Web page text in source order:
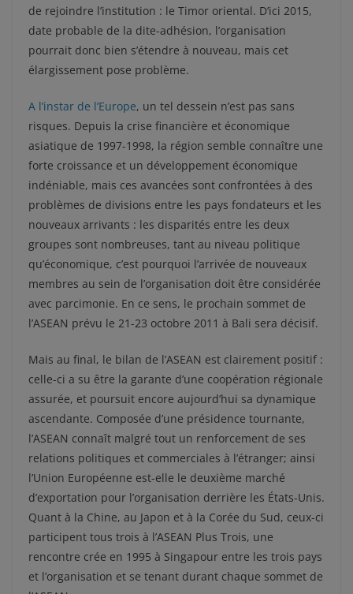
de rejoindre l’institution : le Timor oriental. D’ici 2015,
date probable de la dite-adhésion, l’organisation
pourrait donc bien s’étendre à nouveau, mais cet
élargissement pose problème.
A l’instar de l’Europe, un tel dessein n’est pas sans
risques. Depuis la crise financière et économique
asiatique de 1997-1998, la région semble connaître une
forte croissance et un développement économique
indéniable, mais ces avancées sont confrontées à des
problèmes de divisions entre les pays fondateurs et les
nouveaux arrivants : les disparités entre les deux
groupes sont nombreuses, tant au niveau politique
qu’économique, c’est pourquoi l’arrivée de nouveaux
membres au sein de l’organisation doit être considérée
avec parcimonie. En ce sens, le prochain sommet de
l’ASEAN prévu le 21-23 octobre 2011 à Bali sera décisif.
Mais au final, le bilan de l’ASEAN est clairement positif :
celle-ci a su être la garante d’une coopération régionale
assurée, et poursuit encore aujourd’hui sa dynamique
ascendante. Composée d’une présidence tournante,
l’ASEAN connaît malgré tout un renforcement de ses
relations politiques et commerciales à l’étranger; ainsi
l’Union Européenne est-elle le deuxième marché
d’exportation pour l’organisation derrière les États-Unis.
Quant à la Chine, au Japon et à la Corée du Sud, ceux-ci
participent tous trois à l’ASEAN Plus Trois, une
rencontre crée en 1995 à Singapour entre les trois pays
et l’organisation et se tenant durant chaque sommet de